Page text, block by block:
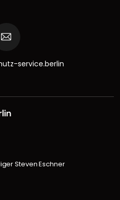
service.berlin
Steven Eschner